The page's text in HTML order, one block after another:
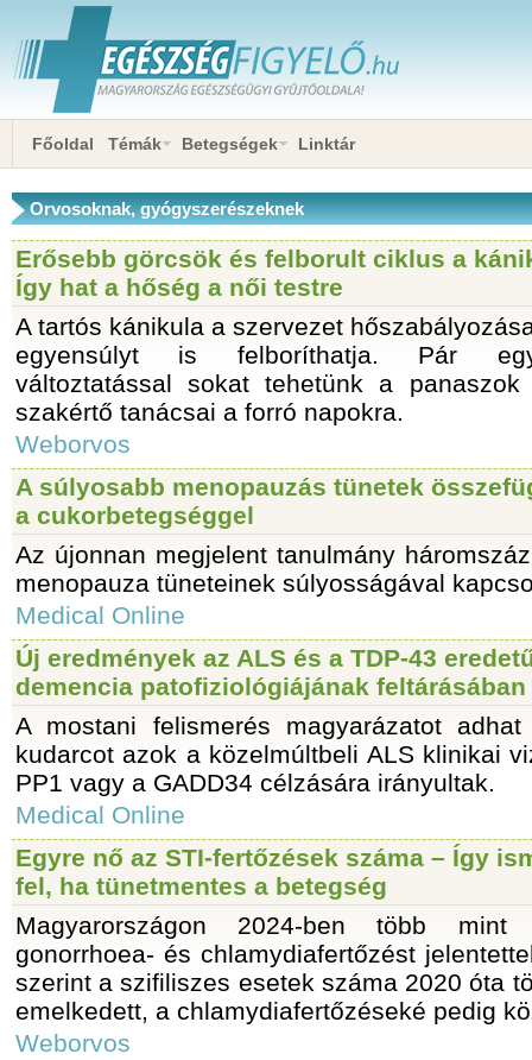
Főoldal Témák Betegségek Linktár
Orvosoknak, gyógyszerészeknek
Erősebb görcsök és felborult ciklus a
Így hat a hőség a női testre
A tartós kánikula a szervezet
egyensúlyt is felboríthatja. Pár
változtatással sokat tehetünk a
szakértő tanácsai a forró napokra.
Weborvos
A súlyosabb menopauzás tünetek
a cukorbetegséggel
Az újonnan megjelent tanulmány
menopauza tüneteinek súlyosságával
Medical Online
Új eredmények az ALS és a TDP-43
demencia patofiziológiájának feltárásában
A mostani felismerés magyarázatot
kudarcot azok a közelmúltbeli ALS klinikai
PP1 vagy a GADD34 célzására irányultak.
Medical Online
Egyre nő az STI-fertőzések száma – Így
fel, ha tünetmentes a betegség
Magyarországon 2024-ben több mint
gonorrhoea- és chlamydiafertőzést
szerint a szifiliszes esetek száma 2020 óta
emelkedett, a chlamydiafertőzéseké pedig
Weborvos